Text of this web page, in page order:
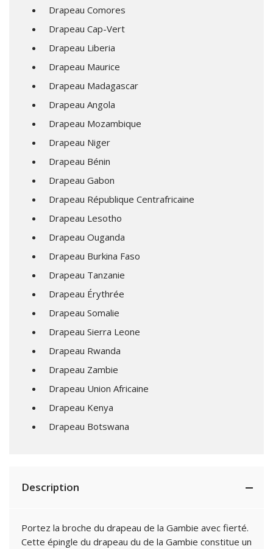
Drapeau Comores
Drapeau Cap-Vert
Drapeau Liberia
Drapeau Maurice
Drapeau Madagascar
Drapeau Angola
Drapeau Mozambique
Drapeau Niger
Drapeau Bénin
Drapeau Gabon
Drapeau République Centrafricaine
Drapeau Lesotho
Drapeau Ouganda
Drapeau Burkina Faso
Drapeau Tanzanie
Drapeau Érythrée
Drapeau Somalie
Drapeau Sierra Leone
Drapeau Rwanda
Drapeau Zambie
Drapeau Union Africaine
Drapeau Kenya
Drapeau Botswana
Description
Portez la broche du drapeau de la Gambie avec fierté.
Cette épingle du drapeau du de la Gambie constitue un